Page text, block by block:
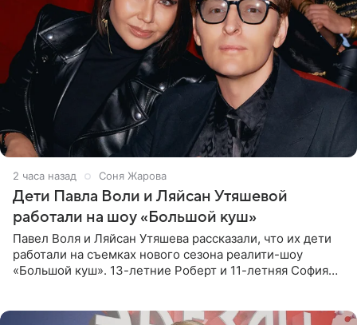
2 часа назад Соня Жарова
Дети Павла Воли и Ляйсан Утяшевой
работали на шоу «Большой куш»
Павел Воля и Ляйсан Утяшева рассказали, что их дети
работали на съемках нового сезона реалити-шоу
«Большой куш». 13-летние Роберт и 11-летняя София